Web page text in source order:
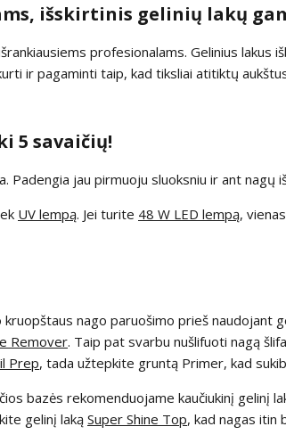
išskirtinis gelinių lakų
profesionalams. Gelinius lakus
ir pagaminti taip, kad tiksliai atitiktų
5 savaičių!
Padengia jau pirmuoju sluoksniu ir ant nagų
UV lempą. Jei turite 48 W LED lempą,
nago paruošimo prieš
Remover. Taip pat svarbu nušlifuoti nagą
Prep, tada užtepkite gruntą Primer, kad
bazės rekomenduojame kaučiukinį gelinį
gelinį laką Super Shine Top, kad nagas itin